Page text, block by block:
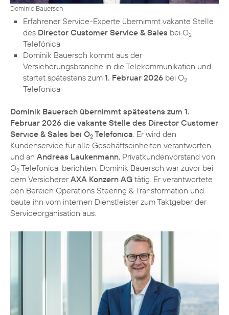
Dominic Bauersch
Erfahrener Service-Experte übernimmt vakante Stelle
des Director Customer Service & Sales bei O2
Telefónica
Dominik Bauersch kommt aus der
Versicherungsbranche in die Telekommunikation und
startet spätestens zum 1. Februar 2026 bei O2
Telefonica
Dominik Bauersch übernimmt spätestens zum 1.
Februar 2026 die vakante Stelle des Director Customer
Service & Sales bei O2 Telefonica. Er wird den
Kundenservice für alle Geschäftseinheiten verantworten
und an Andreas Laukenmann, Privatkundenvorstand von
O2 Telefonica, berichten. Dominik Bauersch war zuvor bei
dem VersichererAXA Konzern AG tätig. Er verantwortete
den Bereich Operations Steering & Transformation und
baute ihn vom internen Dienstleister zum Taktgeber der
Serviceorganisation aus.